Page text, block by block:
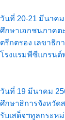
วันที่ 20-21 มีนาค
ศึกษาเอกชนภาคต
ตรีกตรอง เลขาธิ
โรงแรมพีซีแกรนด์
วันที่ 19 มีนาคม
ศึกษาธิการจังหวัด
รับเสด็จฯทูลกระ